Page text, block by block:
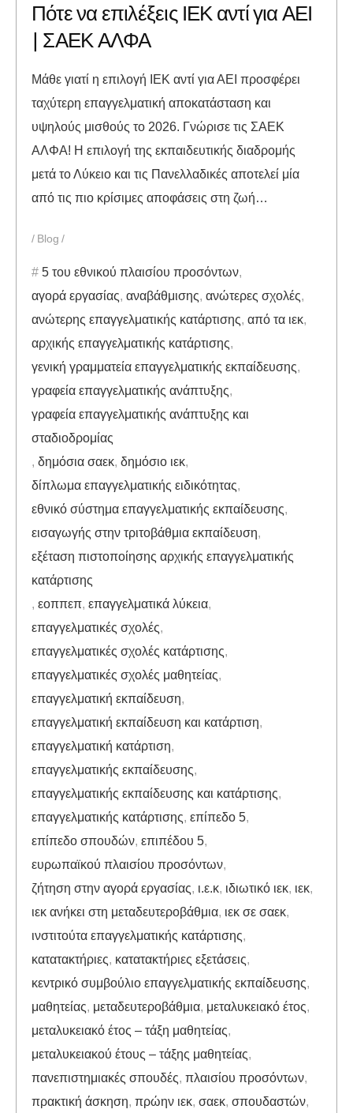
Πότε να επιλέξεις ΙΕΚ αντί για ΑΕΙ
| ΣΑΕΚ ΑΛΦΑ
Μάθε γιατί η επιλογή ΙΕΚ αντί για ΑΕΙ προσφέρει
ταχύτερη επαγγελματική αποκατάσταση και
υψηλούς μισθούς το 2026. Γνώρισε τις ΣΑΕΚ
ΑΛΦΑ! Η επιλογή της εκπαιδευτικής διαδρομής
μετά το Λύκειο και τις Πανελλαδικές αποτελεί μία
από τις πιο κρίσιμες αποφάσεις στη ζωή…
Blog
5 του εθνικού πλαισίου προσόντων,
αγορά εργασίας, αναβάθμισης, ανώτερες σχολές,
ανώτερης επαγγελματικής κατάρτισης, από τα ιεκ,
αρχικής επαγγελματικής κατάρτισης,
γενική γραμματεία επαγγελματικής εκπαίδευσης,
γραφεία επαγγελματικής ανάπτυξης,
γραφεία επαγγελματικής ανάπτυξης και
σταδιοδρομίας
, δημόσια σαεκ, δημόσιο ιεκ,
δίπλωμα επαγγελματικής ειδικότητας,
εθνικό σύστημα επαγγελματικής εκπαίδευσης,
εισαγωγής στην τριτοβάθμια εκπαίδευση,
εξέταση πιστοποίησης αρχικής επαγγελματικής
κατάρτισης
, εοππεπ, επαγγελματικά λύκεια,
επαγγελματικές σχολές,
επαγγελματικές σχολές κατάρτισης,
επαγγελματικές σχολές μαθητείας,
επαγγελματική εκπαίδευση,
επαγγελματική εκπαίδευση και κατάρτιση,
επαγγελματική κατάρτιση,
επαγγελματικής εκπαίδευσης,
επαγγελματικής εκπαίδευσης και κατάρτισης,
επαγγελματικής κατάρτισης, επίπεδο 5,
επίπεδο σπουδών, επιπέδου 5,
ευρωπαϊκού πλαισίου προσόντων,
ζήτηση στην αγορά εργασίας, ι.ε.κ, ιδιωτικό ιεκ, ιεκ,
ιεκ ανήκει στη μεταδευτεροβάθμια, ιεκ σε σαεκ,
ινστιτούτα επαγγελματικής κατάρτισης,
κατατακτήριες, κατατακτήριες εξετάσεις,
κεντρικό συμβούλιο επαγγελματικής εκπαίδευσης,
μαθητείας, μεταδευτεροβάθμια, μεταλυκειακό έτος,
μεταλυκειακό έτος – τάξη μαθητείας,
μεταλυκειακού έτους – τάξης μαθητείας,
πανεπιστημιακές σπουδές, πλαισίου προσόντων,
πρακτική άσκηση, πρώην ιεκ, σαεκ, σπουδαστών,